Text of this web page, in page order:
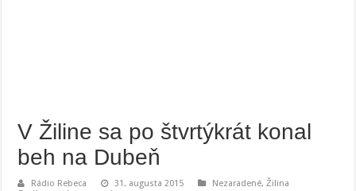
V Žiline sa po štvrtýkrát konal
beh na Dubeň
Rádio Rebeca 31. augusta 2015 Nezaradené,Žilina